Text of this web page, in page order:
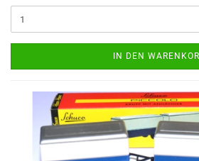
IN DEN